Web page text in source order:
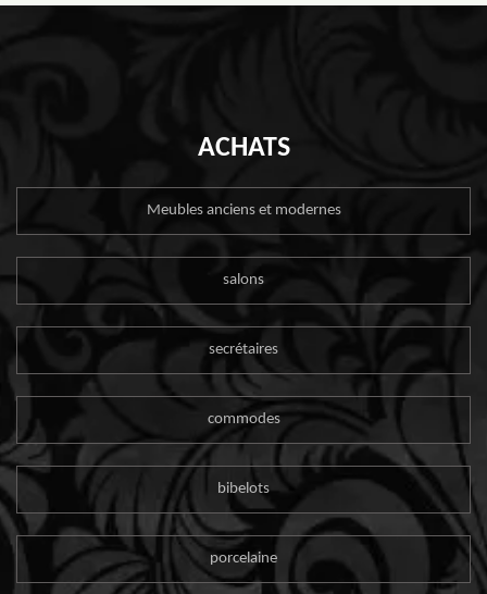
ACHATS
Meubles anciens et modernes
salons
secrétaires
commodes
bibelots
porcelaine